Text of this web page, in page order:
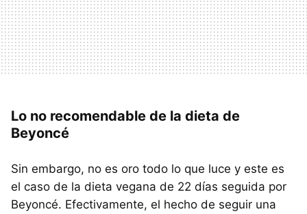
Lo no recomendable de la dieta de
Beyoncé
Sin embargo, no es oro todo lo que luce y este es
el caso de la dieta vegana de 22 días seguida por
Beyoncé. Efectivamente, el hecho de seguir una